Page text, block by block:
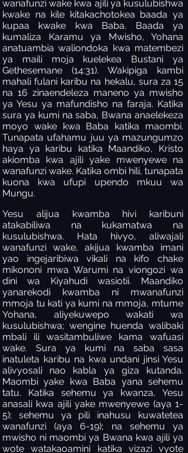
wanafunzi wake kwa ajili ya kusulubishwa
kwake na kile kitakachotokea baada ya
kupaa kwake kwa Baba. Baada ya
kumaliza Karamu ya Mwisho, Yohana
anatuambia waliondoka kwa matembezi
ya maili moja kuelekea Bustani ya
Gethesemane (14:31). Wakipiga kambi
mahali fulani karibu na hekalu, sura za 15
na 16 zinaendeleza maneno ya mwisho
ya Yesu ya mafundisho na faraja. Katika
sura ya kumi na saba, Bwana anaelekeza
moyo wake kwa Baba katika maombi.
Tunapata ufahamu juu ya mazungumzo
haya ya karibu katika Maandiko, Kristo
akiomba kwa ajili yake mwenyewe na
wanafunzi wake. Katika ombi hili, tunapata
kuona kwa ufupi upendo mkuu wa
Mungu.
Yesu alijua kwamba hivi karibuni
atakabiliwa na kukamatwa na
kusulubishwa. Hata hivyo, aliwajali
wanafunzi wake, akijua kwamba imani
yao ingejaribiwa vikali na kifo chake
mikononi mwa Warumi na viongozi wa
dini wa Kiyahudi wasiotii. Maandiko
yanarekodi kwamba ni mwanafunzi
mmoja tu kati ya kumi na mmoja, mtume
Yohana, aliyekuwepo wakati wa
kusulubishwa; wengine huenda walibaki
mbali ili wasitambuliwe kama wafuasi
wake. Sura ya kumi na saba sasa
inatuleta karibu na kwa undani jinsi Yesu
alivyosali nao kabla ya giza kutanda.
Maombi yake kwa Baba yana sehemu
tatu. Katika sehemu ya kwanza, Yesu
anasali kwa ajili yake mwenyewe (aya 1-
5); sehemu ya pili inahusu kuwatetea
wanafunzi (aya 6-19); na sehemu ya
mwisho ni maombi ya Bwana kwa ajili ya
wote watakaoamini katika vizazi vyote